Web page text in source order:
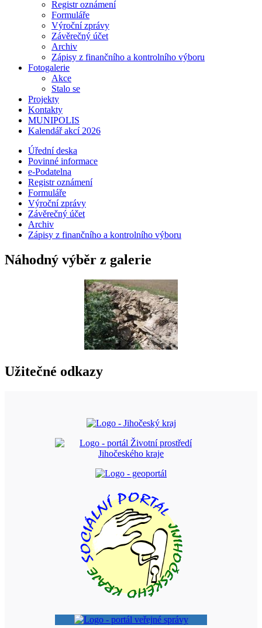
Registr oznámení
Formuláře
Výroční zprávy
Závěrečný účet
Archiv
Zápisy z finančního a kontrolního výboru
Fotogalerie
Akce
Stalo se
Projekty
Kontakty
MUNIPOLIS
Kalendář akcí 2026
Úřední deska
Povinné informace
e-Podatelna
Registr oznámení
Formuláře
Výroční zprávy
Závěrečný účet
Archiv
Zápisy z finančního a kontrolního výboru
Náhodný výběr z galerie
Užitečné odkazy